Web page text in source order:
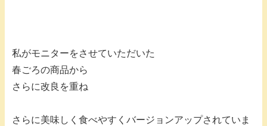
私がモニターをさせていただいた
春ごろの商品から
さらに改良を重ね
さらに美味しく食べやすくバージョンアップされていま